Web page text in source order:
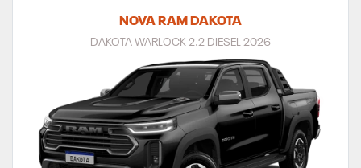
NOVA RAM DAKOTA
DAKOTA WARLOCK 2.2 DIESEL 2026